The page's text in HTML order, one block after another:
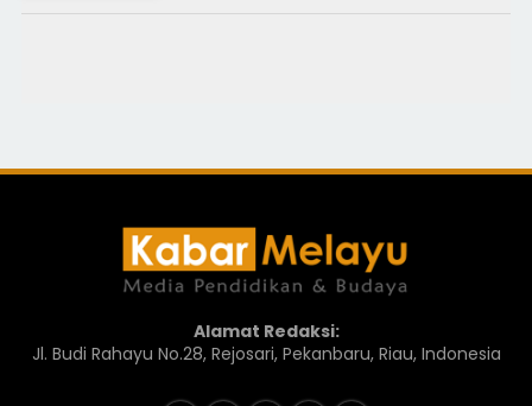
Alamat Redaksi:
Jl. Budi Rahayu No.28, Rejosari, Pekanbaru, Riau, Indonesia